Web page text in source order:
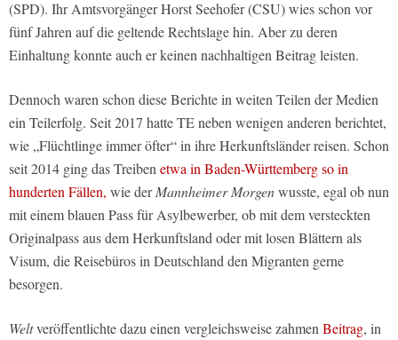
(SPD). Ihr Amtsvorgänger Horst Seehofer (CSU) wies schon vor
fünf Jahren auf die geltende Rechtslage hin. Aber zu deren
Einhaltung konnte auch er keinen nachhaltigen Beitrag leisten.
Dennoch waren schon diese Berichte in weiten Teilen der Medien
ein Teilerfolg. Seit 2017 hatte TE neben wenigen anderen berichtet,
wie „Flüchtlinge immer öfter“ in ihre Herkunftsländer reisen. Schon
seit 2014 ging das Treiben etwa in Baden-Württemberg so in
hunderten Fällen, wie derMannheimer Morgenwusste, egal ob nun
mit einem blauen Pass für Asylbewerber, ob mit dem versteckten
Originalpass aus dem Herkunftsland oder mit losen Blättern als
Visum, die Reisebüros in Deutschland den Migranten gerne
besorgen.
Weltveröffentlichte dazu einen vergleichsweise zahmen Beitrag, in